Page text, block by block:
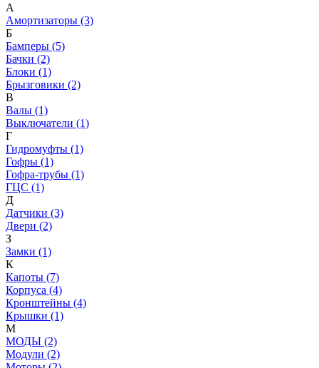
А
Амортизаторы (3)
Б
Бамперы (5)
Бачки (2)
Блоки (1)
Брызговики (2)
В
Валы (1)
Выключатели (1)
Г
Гидромуфты (1)
Гофры (1)
Гофра-трубы (1)
ГЦС (1)
Д
Датчики (3)
Двери (2)
З
Замки (1)
К
Капоты (7)
Корпуса (4)
Кронштейны (4)
Крышки (1)
М
МОДЫ (2)
Модули (2)